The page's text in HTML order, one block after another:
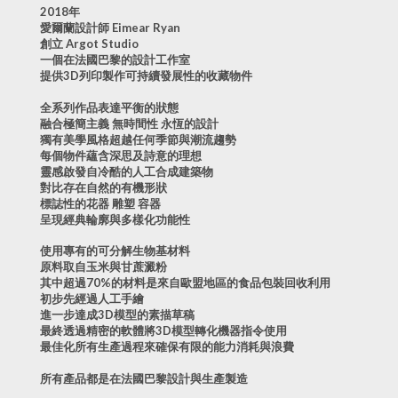
2018年
愛爾蘭設計師 Eimear Ryan
創立 Argot Studio
一個在法國巴黎的設計工作室
提供3D列印製作可持續發展性的收藏物件
全系列作品表達平衡的狀態
融合極簡主義 無時間性 永恆的設計
獨有美學風格超越任何季節與潮流趨勢
每個物件蘊含深思及詩意的理想
靈感啟發自冷酷的人工合成建築物
對比存在自然的有機形狀
標誌性的花器 雕塑 容器
呈現經典輪廓與多樣化功能性
使用專有的可分解生物基材料
原料取自玉米與甘蔗澱粉
其中超過70%的材料是來自歐盟地區的食品包裝回收利用
初步先經過人工手繪
進一步達成3D模型的素描草稿
最終透過精密的軟體將3D模型轉化機器指令使用
最佳化所有生產過程來確保有限的能力消耗與浪費
所有產品都是在法國巴黎設計與生產製造